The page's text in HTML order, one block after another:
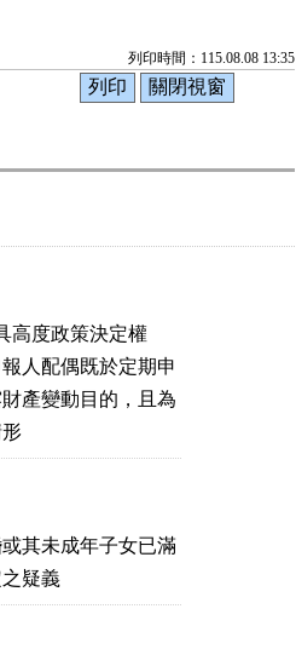
列印時間：115.08.08 13:35
高度政策決定權
人配偶既於定期申
產變動目的，且為
其未成年子女已滿
疑義